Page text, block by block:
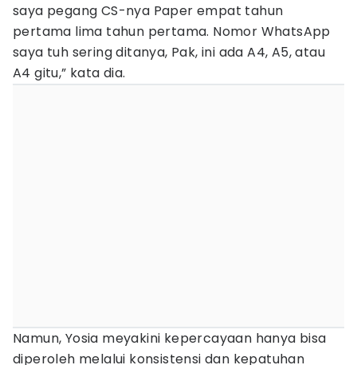
saya pegang CS-nya Paper empat tahun
pertama lima tahun pertama. Nomor WhatsApp
saya tuh sering ditanya, Pak, ini ada A4, A5, atau
A4 gitu,” kata dia.
Namun, Yosia meyakini kepercayaan hanya bisa
diperoleh melalui konsistensi dan kepatuhan